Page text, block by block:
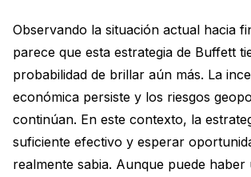
Observando la situación actual hacia
parece que esta estrategia de Buffett
probabilidad de brillar aún más. La
económica persiste y los riesgos
continúan. En este contexto, la
suficiente efectivo y esperar
realmente sabia. Aunque puede haber